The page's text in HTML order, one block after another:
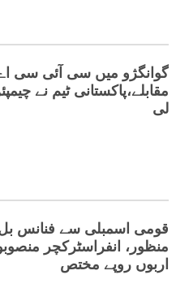
گوانگژو میں سی آئی سی
مقابلے،پاکستانی ٹیم نے
لی
منظور، انفراسٹرکچر
اربوں روپے مختص